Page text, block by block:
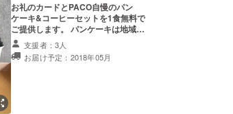
お礼のカードとPACO自慢のパン
ケーキ&コーヒーセットを1食無料で
ご提供します。 パンケーキは地域の
素材を使ったふわふわモチモチのお
豆腐のパンケーキです。 コーヒーは
大山崎自慢のコーヒ屋さん「大山崎
支援者：3人
お届け予定：2018年05月